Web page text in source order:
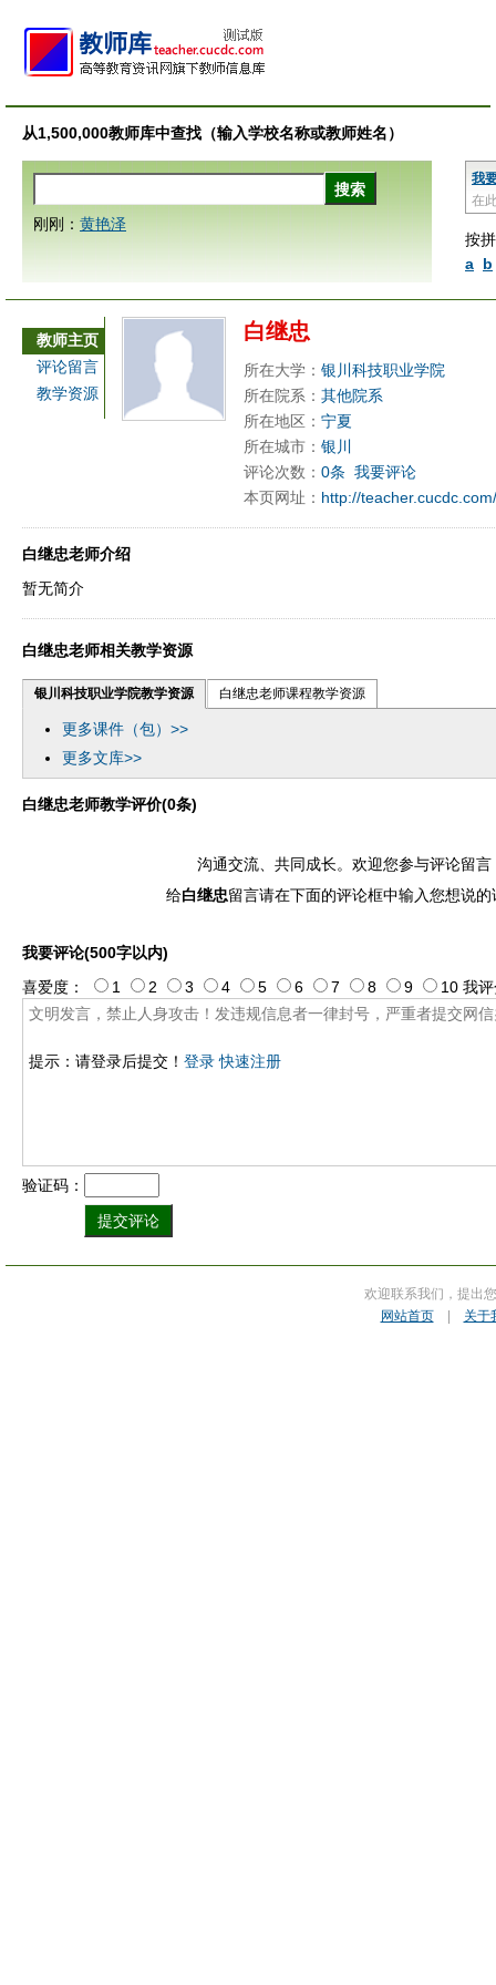
从1,500,000教师库中查找（输入学校名称或教师姓名）
我
在
按
a b
刚刚： 黄艳泽
教师主页
评论留言
教学资源
白继忠
所在大学： 银川科技职业学院
所在院系： 其他院系
所在地区： 宁夏
所在城市： 银川
评论次数： 0条 我要评论
本页网址： http://
白继忠老师介绍
暂无简介
白继忠老师相关教学资源
银川科技职业学院教学资源 白继忠老师课程教学资源
更多课件（包）>>
更多文库>>
白继忠老师教学评价(0条)
沟通交流、共同成长。欢迎您参与评论留言
给白继忠留言请在下面的评论框中输入您想说的
我要评论(500字以内)
提示：请登录后提交！ 登录 快速注册
喜爱度： 1 2 3 4 5 6 7 8 9 10 我评
验证码：
欢迎联系我们，提出
网站首页| 关于